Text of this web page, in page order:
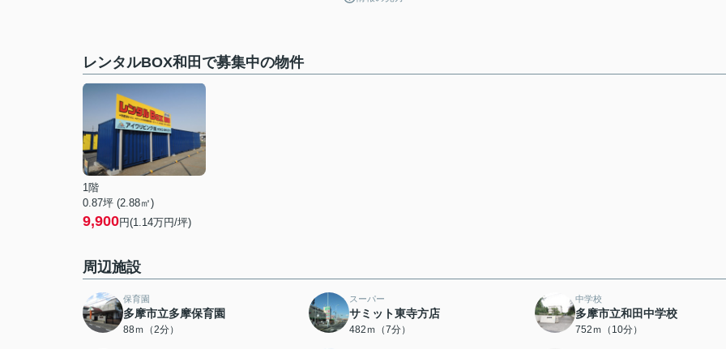
レンタルBOX和田で募集中の物件
1階
0.87坪 (2.88㎡)
9,900円(1.14万円/坪)
周辺施設
保育園
多摩市立多摩保育園
88ｍ（2分）
スーパー
サミット東寺方店
482ｍ（7分）
中学校
多摩市立和田中学校
752ｍ（10分）